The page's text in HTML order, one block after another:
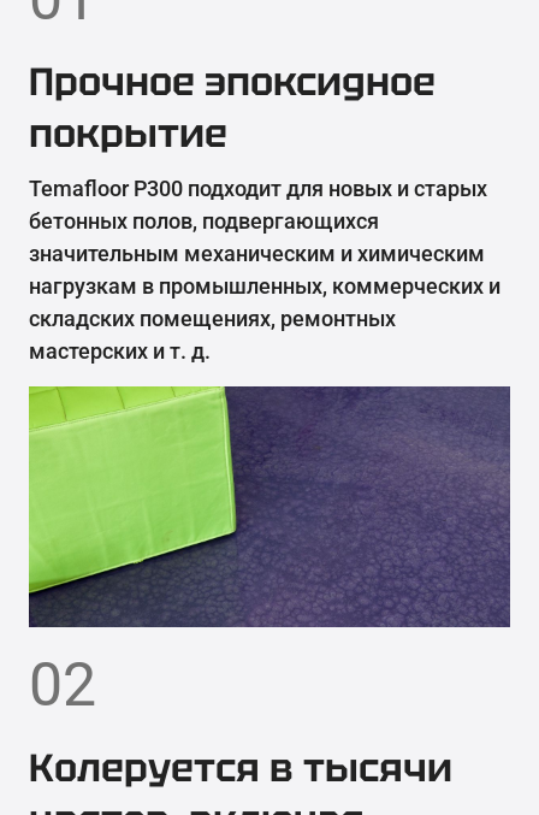
Прочное эпоксидное
покрытие
Temafloor P300 подходит для новых и старых
бетонных полов, подвергающихся
значительным механическим и химическим
нагрузкам в промышленных, коммерческих и
складских помещениях, ремонтных
мастерских и т. д.
02
Колеруется в тысячи